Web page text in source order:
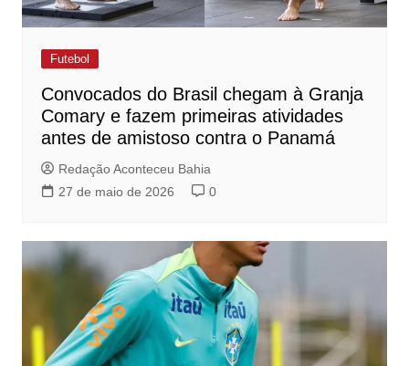
Futebol
Convocados do Brasil chegam à Granja
Comary e fazem primeiras atividades
antes de amistoso contra o Panamá
Redação Aconteceu Bahia
27 de maio de 2026
0